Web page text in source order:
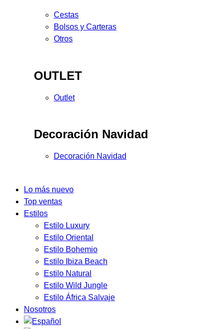
Cestas
Bolsos y Carteras
Otros
OUTLET
Outlet
Decoración Navidad
Decoración Navidad
Lo más nuevo
Top ventas
Estilos
Estilo Luxury
Estilo Oriental
Estilo Bohemio
Estilo Ibiza Beach
Estilo Natural
Estilo Wild Jungle
Estilo África Salvaje
Nosotros